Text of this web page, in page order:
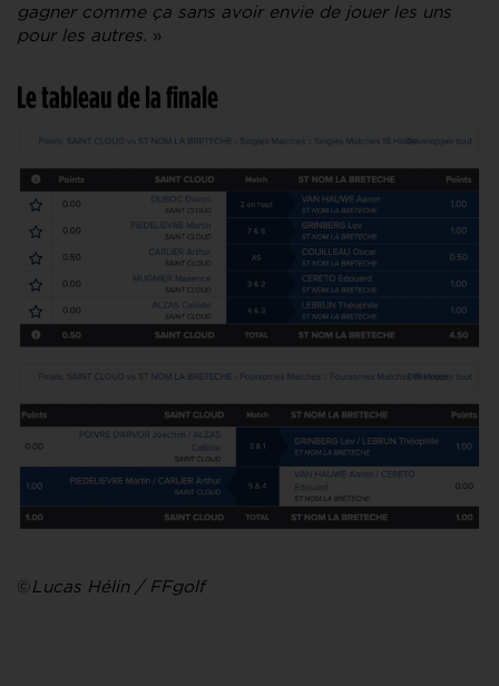
gagner comme ça sans avoir envie de jouer les uns
pour les autres. »
Le tableau de la finale
©Lucas Hélin / FFgolf